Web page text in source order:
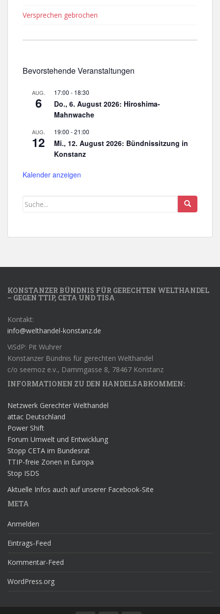
Versprechen gebrochen
Bevorstehende Veranstaltungen
AUG.
6
17:00 - 18:30
Do., 6. August 2026: Hiroshima-
Mahnwache
AUG.
12
19:00 -21:00
Mi., 12. August 2026: Bündnissitzung in
Konstanz
Kalender anzeigen
KONSTANZER BÜNDNIS FÜR GERECHTEN WELTHANDEL
– GEGEN TTIP, CETA UND TISA
Kontakt:
info@welthandel-konstanz.de
ViSdP: Pit Wuhrer
Konstanzer Bündnis für gerechten Welthandel
c/o seemoz e.v., Dammgasse 8, 78467 Konstanz
INFORMATIONEN ZU DEN HANDELSABKOMMEN:
Netzwerk Gerechter Welthandel
attac Deutschland
Power Shift
Forum Umwelt und Entwicklung
Stopp CETA im Bundesrat
TTIP-freie Zonen in Europa
Stop ISDS
Aktuelle Infos auch auf unserer Facebook-Site
META
Anmelden
Eintrags-Feed
Kommentar-Feed
WordPress.org